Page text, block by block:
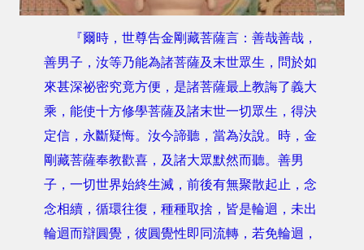
『爾時，世尊告金剛藏菩薩言：善哉善哉，
善男子，汝等乃能為諸菩薩及末世眾生，問於如
來甚深祕密究竟方便，是諸菩薩最上教誨了義大
乘，能使十方修學菩薩及諸末世一切眾生，得決
定信，永斷疑悔。汝今諦聽，當為汝說。時，金
剛藏菩薩奉教歡喜，及諸大眾默然而聽。善男
子，一切世界始終生滅，前後有無聚散起止，念
念相續，循環往復，種種取捨，皆是輪迴，未出
輪迴而辯圓覺，彼圓覺性即同流轉，若免輪迴，